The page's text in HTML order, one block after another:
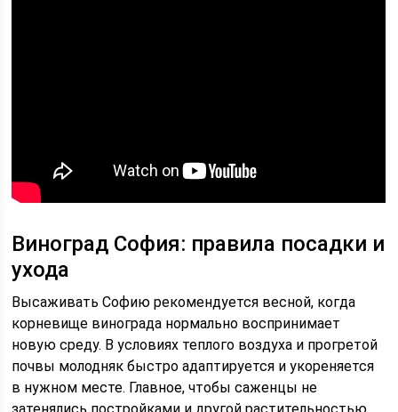
Виноград София: правила посадки и
ухода
Высаживать Софию рекомендуется весной, когда
корневище винограда нормально воспринимает
новую среду. В условиях теплого воздуха и прогретой
почвы молодняк быстро адаптируется и укореняется
в нужном месте. Главное, чтобы саженцы не